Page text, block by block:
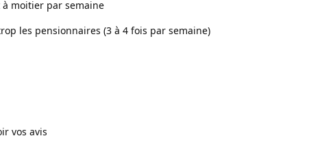
moitier par semaine
les pensionnaires (3 à 4 fois par semaine)
vos avis